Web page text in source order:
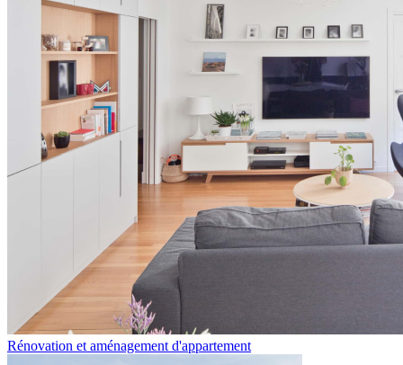
Rénovation et aménagement d'appartement